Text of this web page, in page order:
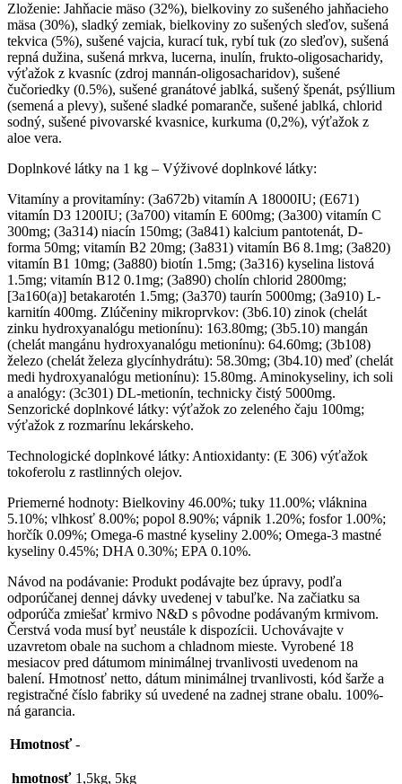
Zloženie: Jahňacie mäso (32%), bielkoviny zo sušeného jahňacieho
mäsa (30%), sladký zemiak, bielkoviny zo sušených sleďov, sušená
tekvica (5%), sušené vajcia, kurací tuk, rybí tuk (zo sleďov), sušená
repná dužina, sušená mrkva, lucerna, inulín, frukto-oligosacharidy,
výťažok z kvasníc (zdroj mannán-oligosacharidov), sušené
čučoriedky (0.5%), sušené granátové jablká, sušený špenát, psýllium
(semená a plevy), sušené sladké pomaranče, sušené jablká, chlorid
sodný, sušené pivovarské kvasnice, kurkuma (0,2%), výťažok z
aloe vera.
Doplnkové látky na 1 kg – Výživové doplnkové látky:
Vitamíny a provitamíny: (3a672b) vitamín A 18000IU; (E671)
vitamín D3 1200IU; (3a700) vitamín E 600mg; (3a300) vitamín C
300mg; (3a314) niacín 150mg; (3a841) kalcium pantotenát, D-
forma 50mg; vitamín B2 20mg; (3a831) vitamín B6 8.1mg; (3a820)
vitamín B1 10mg; (3a880) biotín 1.5mg; (3a316) kyselina listová
1.5mg; vitamín B12 0.1mg; (3a890) cholín chlorid 2800mg;
[3a160(a)] betakarotén 1.5mg; (3a370) taurín 5000mg; (3a910) L-
karnitín 400mg. Zlúčeniny mikroprvkov: (3b6.10) zinok (chelát
zinku hydroxyanalógu metionínu): 163.80mg; (3b5.10) mangán
(chelát mangánu hydroxyanalógu metionínu): 64.60mg; (3b108)
železo (chelát železa glycínhydrátu): 58.30mg; (3b4.10) meď (chelát
medi hydroxyanalógu metionínu): 15.80mg. Aminokyseliny, ich soli
a analógy: (3c301) DL-metionín, technicky čistý 5000mg.
Senzorické doplnkové látky: výťažok zo zeleného čaju 100mg;
výťažok z rozmarínu lekárskeho.
Technologické doplnkové látky: Antioxidanty: (E 306) výťažok
tokoferolu z rastlinných olejov.
Priemerné hodnoty: Bielkoviny 46.00%; tuky 11.00%; vláknina
5.10%; vlhkosť 8.00%; popol 8.90%; vápnik 1.20%; fosfor 1.00%;
horčík 0.09%; Omega-6 mastné kyseliny 2.00%; Omega-3 mastné
kyseliny 0.45%; DHA 0.30%; EPA 0.10%.
Návod na podávanie: Produkt podávajte bez úpravy, podľa
odporúčanej dennej dávky uvedenej v tabuľke. Na začiatku sa
odporúča zmiešať krmivo N&D s pôvodne podávaným krmivom.
Čerstvá voda musí byť neustále k dispozícii. Uchovávajte v
uzavretom obale na suchom a chladnom mieste. Vyrobené 18
mesiacov pred dátumom minimálnej trvanlivosti uvedenom na
balení. Hmotnosť netto, dátum minimálnej trvanlivosti, kód šarže a
registračné číslo fabriky sú uvedené na zadnej strane obalu. 100%-
ná garancia.
Hmotnosť -
hmotnosť 1,5kg, 5kg